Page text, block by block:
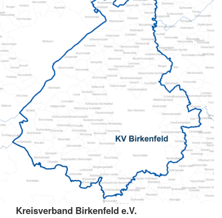
Kreisverband Birkenfeld e.V.